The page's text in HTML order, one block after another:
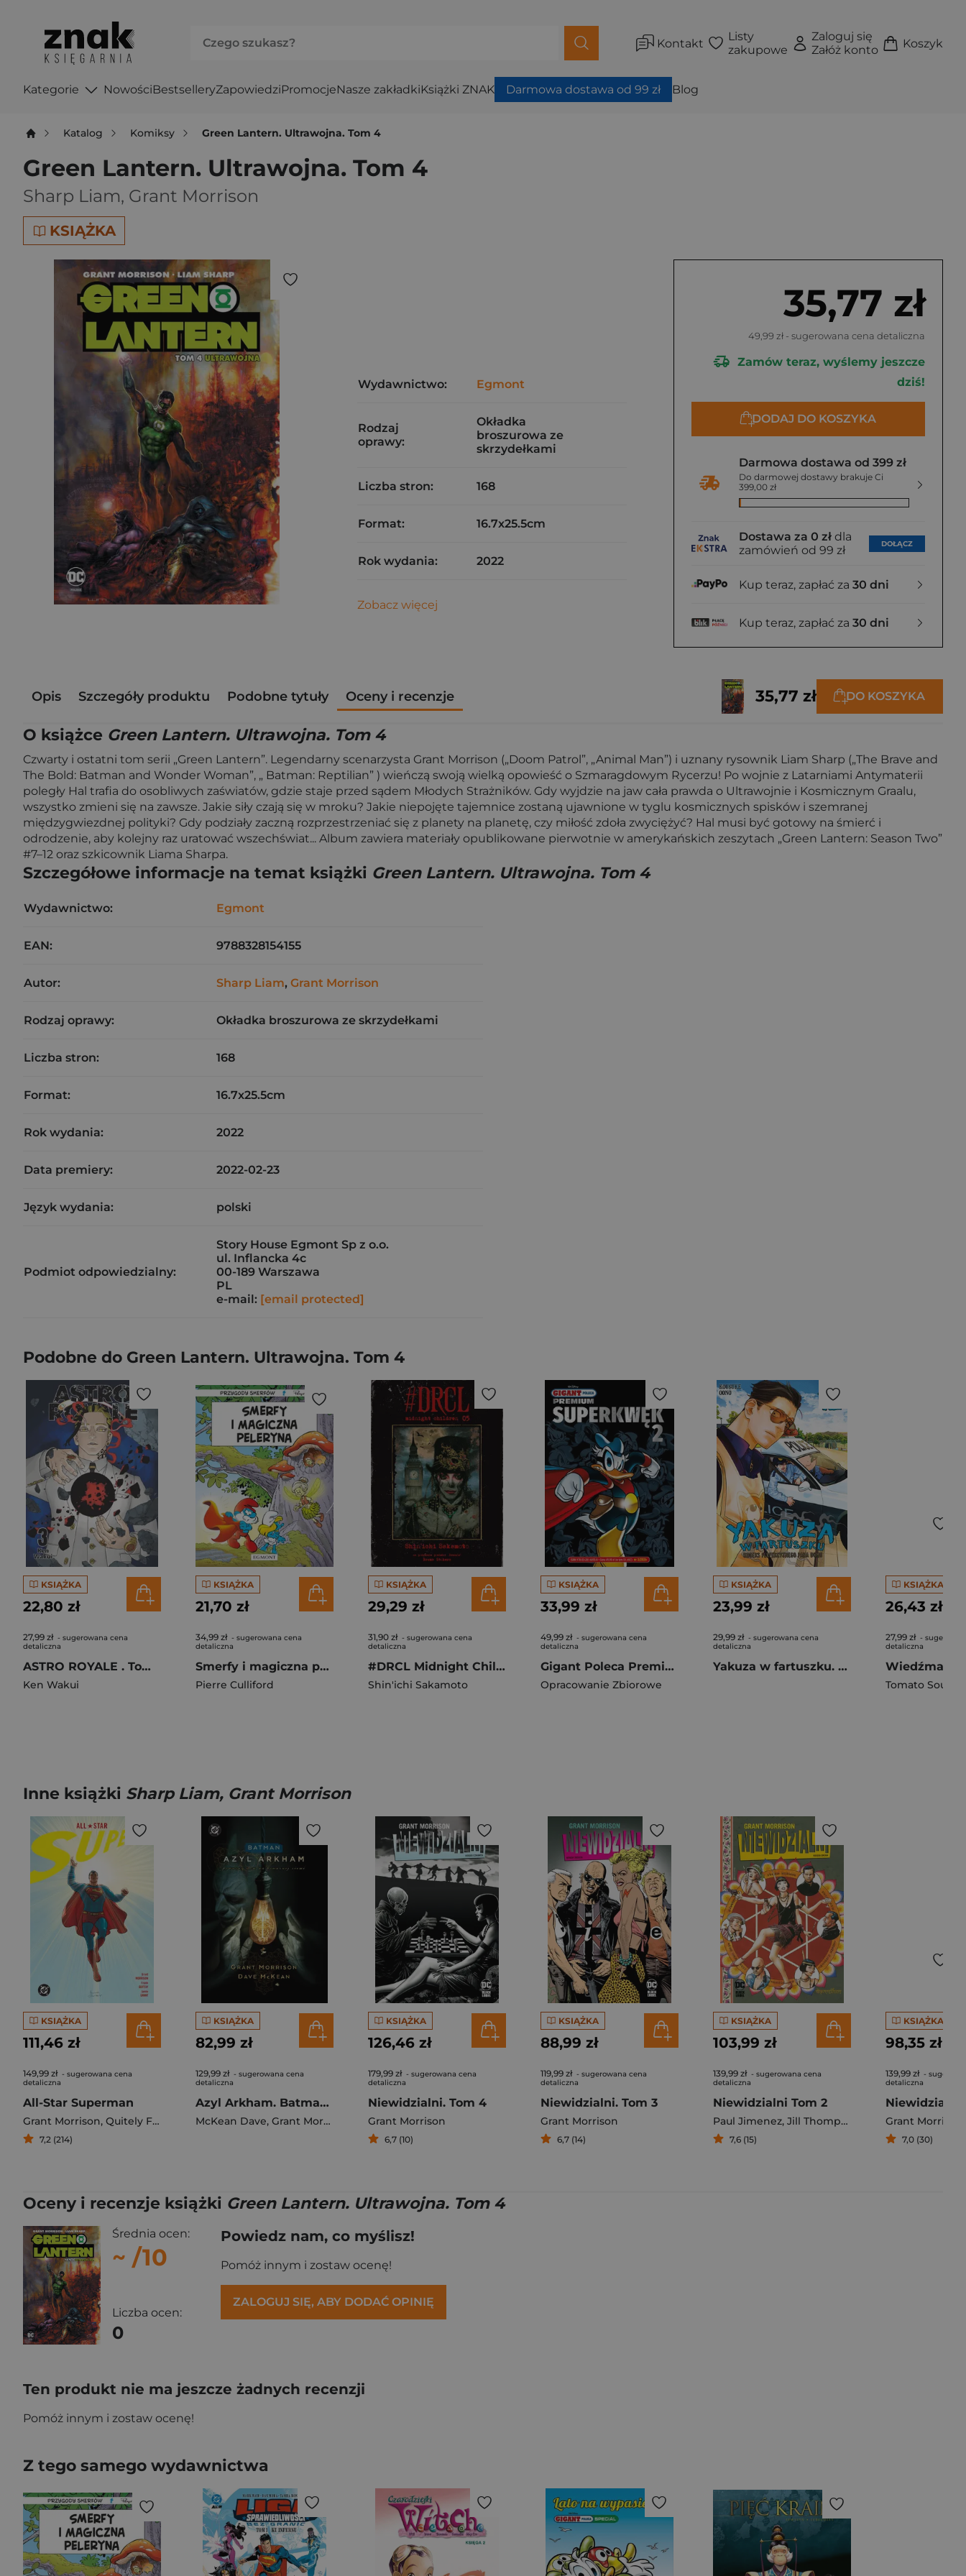
Kontakt
Listy
zakupowe
Zaloguj się
Załóż konto
Koszyk
Kategorie NowościBestselleryZapowiedziPromocjeNasze zakładkiKsiążki ZNAK Darmowa dostawa od 99 zł Blog
Katalog Komiksy Green Lantern. Ultrawojna. Tom 4
Green Lantern. Ultrawojna. Tom 4
Sharp Liam, Grant Morrison
KSIĄŻKA
35,77 zł
49,99 zł - sugerowana cena detaliczna
Zamów teraz, wyślemy jeszcze
dziś!
DODAJ DO KOSZYKA
Darmowa dostawa od 399 zł
Do darmowej dostawy brakuje Ci
399,00 zł
Dostawa za 0 zł dla
zamówień od 99 zł
DOŁĄCZ
Kup teraz, zapłać za 30 dni
Kup teraz, zapłać za 30 dni
Wydawnictwo: Egmont
Rodzaj
oprawy:
Okładka
broszurowa ze
skrzydełkami
Liczba stron: 168
Format: 16.7x25.5cm
Rok wydania: 2022
Zobacz więcej
Opis Szczegóły produktu Podobne tytuły Oceny i recenzje 35,77 zł DO KOSZYKA
O książce Green Lantern. Ultrawojna. Tom 4
Czwarty i ostatni tom serii „Green Lantern”. Legendarny scenarzysta Grant Morrison („Doom Patrol”, „Animal Man”) i uznany rysownik Liam Sharp („The Brave and
The Bold: Batman and Wonder Woman”, „ Batman: Reptilian” ) wieńczą swoją wielką opowieść o Szmaragdowym Rycerzu! Po wojnie z Latarniami Antymaterii
poległy Hal trafia do osobliwych zaświatów, gdzie staje przed sądem Młodych Strażników. Gdy wyjdzie na jaw cała prawda o Ultrawojnie i Kosmicznym Graalu,
wszystko zmieni się na zawsze. Jakie siły czają się w mroku? Jakie niepojęte tajemnice zostaną ujawnione w tyglu kosmicznych spisków i szemranej
międzygwiezdnej polityki? Gdy podziały zaczną rozprzestrzeniać się z planety na planetę, czy miłość zdoła zwyciężyć? Hal musi być gotowy na śmierć i
odrodzenie, aby kolejny raz uratować wszechświat... Album zawiera materiały opublikowane pierwotnie w amerykańskich zeszytach „Green Lantern: Season Two”
#7–12 oraz szkicownik Liama Sharpa.
Szczegółowe informacje na temat książki Green Lantern. Ultrawojna. Tom 4
Wydawnictwo: Egmont
EAN: 9788328154155
Autor: Sharp Liam, Grant Morrison
Rodzaj oprawy: Okładka broszurowa ze skrzydełkami
Liczba stron: 168
Format: 16.7x25.5cm
Rok wydania: 2022
Data premiery: 2022-02-23
Język wydania: polski
Podmiot odpowiedzialny:
Story House Egmont Sp z o.o.
ul. Inflancka 4c
00-189 Warszawa
PL
e-mail: [email protected]
Podobne do Green Lantern. Ultrawojna. Tom 4
KSIĄŻKA
22,80 zł
27,99 zł - sugerowana cena
detaliczna
ASTRO ROYALE . Tom 3
Ken Wakui
KSIĄŻKA
21,70 zł
34,99 zł - sugerowana cena
detaliczna
Smerfy i magiczna peleryna. Smerfy
Pierre Culliford
KSIĄŻKA
29,29 zł
31,90 zł - sugerowana cena
detaliczna
#DRCL Midnight Children. Tom 5
Shin'ichi Sakamoto
KSIĄŻKA
33,99 zł
49,99 zł - sugerowana cena
detaliczna
Gigant Poleca Premium. Tom 3/2026. Superkwęk 2
Opracowanie Zbiorowe
KSIĄŻKA
23,99 zł
29,99 zł - sugerowana cena
detaliczna
Yakuza w fartuszku. Kodeks perfekcyjnego pana domu. Tom 12
KSIĄŻKA
26,43 zł
27,99 zł -
detaliczna
Tomato Soup
Inne książki Sharp Liam, Grant Morrison
KSIĄŻKA
111,46 zł
149,99 zł - sugerowana cena
detaliczna
All-Star Superman
Grant Morrison, Quitely Frank
7,2 (214)
KSIĄŻKA
82,99 zł
129,99 zł - sugerowana cena
detaliczna
Azyl Arkham. Batman. DC Deluxe
McKean Dave, Grant Morrison
KSIĄŻKA
126,46 zł
179,99 zł - sugerowana cena
detaliczna
Niewidzialni. Tom 4
Grant Morrison
6,7 (10)
KSIĄŻKA
88,99 zł
119,99 zł - sugerowana cena
detaliczna
Niewidzialni. Tom 3
Grant Morrison
6,7 (14)
KSIĄŻKA
103,99 zł
139,99 zł - sugerowana cena
detaliczna
Niewidzialni Tom 2
Paul Jimenez, Jill Thompson Paul,Grant
7,6 (15)
KSIĄŻKA
98,35 zł
139,99 zł -
detaliczna
Niewidzialni.
Grant Morrison
7,0 (30)
Oceny i recenzje książki Green Lantern. Ultrawojna. Tom 4
Średnia ocen:
~ /10
Liczba ocen:
0
Powiedz nam, co myślisz!
Pomóż innym i zostaw ocenę!
ZALOGUJ SIĘ, ABY DODAĆ OPINIĘ
Ten produkt nie ma jeszcze żadnych recenzji
Pomóż innym i zostaw ocenę!
Z tego samego wydawnictwa